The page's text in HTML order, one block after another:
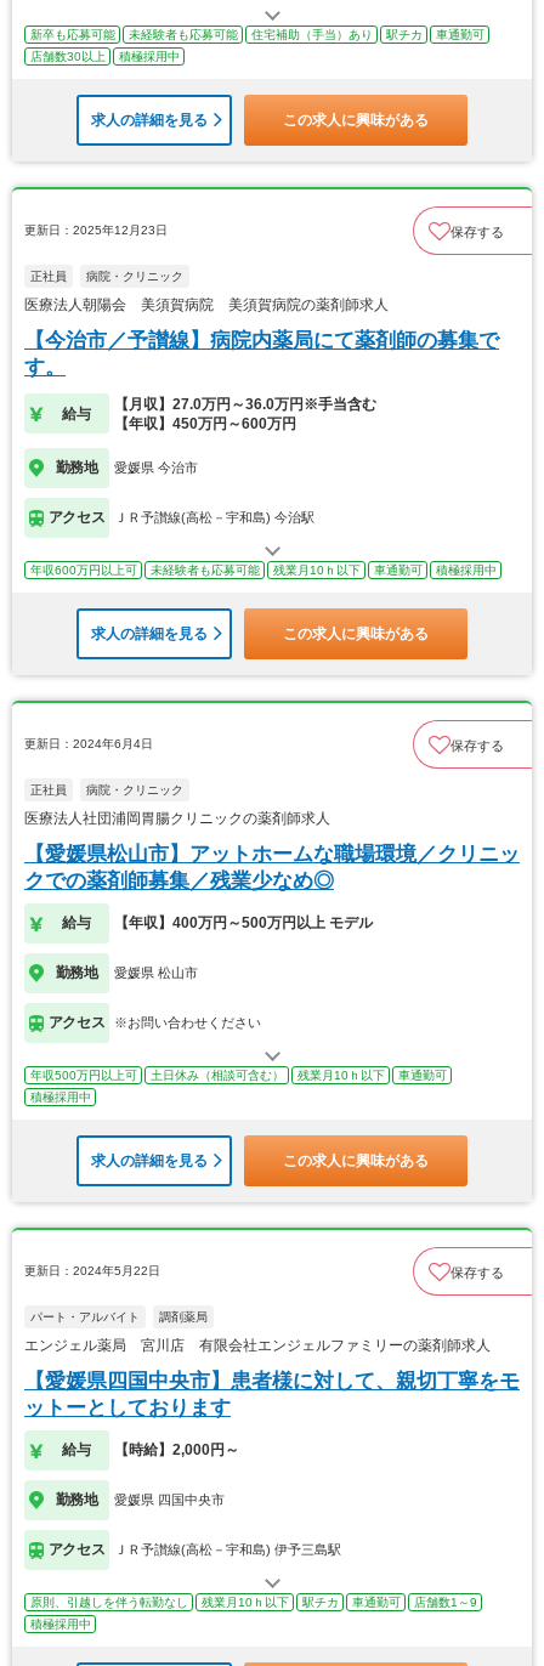
新卒も応募可能 未経験者も応募可能 住宅補助（手当）あり 駅チカ
車通勤可
店舗数30以上
積極採用中
求人の詳細を見る この求人に興味がある
更新日：2025年12月23日 保存する
正社員 病院・クリニック
医療法人朝陽会 美須賀病院 美須賀病院の薬剤師求人
【今治市／予讃線】病院内薬局にて薬剤師の募集で
す。
給与
【月収】27.0万円～36.0万円※手当含む
【年収】450万円～600万円
勤務地 愛媛県 今治市
アクセス ＪＲ予讃線(高松－宇和島) 今治駅
年収600万円以上可 未経験者も応募可能 残業月10ｈ以下 車通勤可 積極採用中
求人の詳細を見る この求人に興味がある
更新日：2024年6月4日 保存する
正社員 病院・クリニック
医療法人社団浦岡胃腸クリニックの薬剤師求人
【愛媛県松山市】アットホームな職場環境／クリニッ
クでの薬剤師募集／残業少なめ◎
給与 【年収】400万円～500万円以上 モデル
勤務地 愛媛県 松山市
アクセス ※お問い合わせください
年収500万円以上可 土日休み（相談可含む） 残業月10ｈ以下
車通勤可
積極採用中
求人の詳細を見る この求人に興味がある
更新日：2024年5月22日 保存する
パート・アルバイト 調剤薬局
エンジェル薬局 宮川店 有限会社エンジェルファミリーの薬剤師求人
【愛媛県四国中央市】患者様に対して、親切丁寧をモ
ットーとしております
給与 【時給】2,000円～
勤務地 愛媛県 四国中央市
アクセス ＪＲ予讃線(高松－宇和島) 伊予三島駅
原則、引越しを伴う転勤なし 残業月10ｈ以下 駅チカ 車通勤可
店舗数1～9
積極採用中